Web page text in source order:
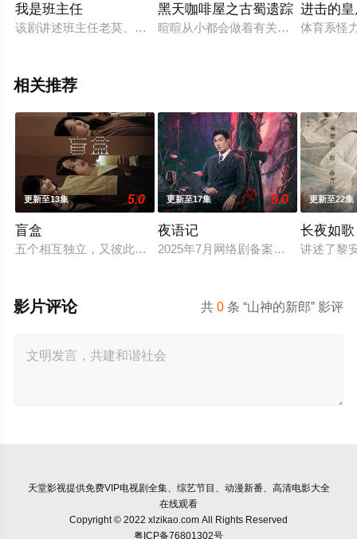
我是班主任
该剧讲述班主任老莫、姚静和高三“拿手班”学生的毕业班故事
黑天咖啡屋之古蜀遗踪
暄暄从小都会做着有关远古国度的梦
进击的
体育系怪
相关推荐
更新至13集 5.0
盲盒
五个相互独立，又彼此呼应的故事——用一场精心策划的“夏令营
更新至17集 5.0
夜语记
2025年7月网络剧备案当代 都市 海南
更新至22集
长夜如歌
讲述了黎
共0 条 “山神的新郎” 影评
影片评论
天堂影视提供免费VIP电视剧全集、综艺节目、动漫新番、高清电影大全
在线观看
Copyright © 2022 xlzikao.com All Rights Reserved
粤ICP备76801302号